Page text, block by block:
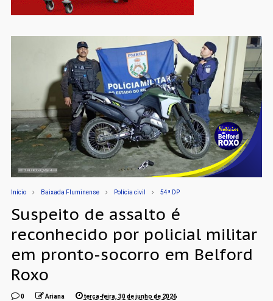
Início Baixada Fluminense Polícia civil 54ª DP
Suspeito de assalto é
reconhecido por policial militar
em pronto-socorro em Belford
Roxo
0 Ariana terça-feira, 30 de junho de 2026